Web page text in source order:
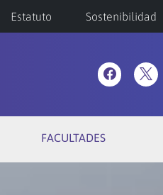
Estatuto Sostenibilidad
FACULTADES